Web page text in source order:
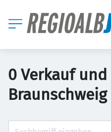
0 Verkauf
Braunschweig